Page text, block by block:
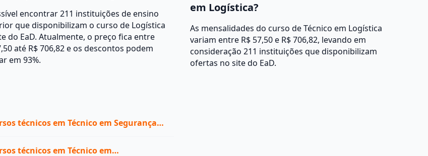
encontrar 211 instituições de ensino
que disponibilizam o curso de Logística
do EaD. Atualmente, o preço fica entre
até R$ 706,82 e os descontos podem
em 93%.
em Logística?
As mensalidades do curso de Técnico em Logística
variam entre R$ 57,50 e R$ 706,82, levando em
consideração 211 instituições que disponibilizam
ofertas no site do EaD.
técnicos em Técnico em Segurança
técnicos em Técnico em